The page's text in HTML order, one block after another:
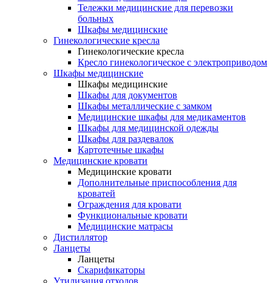
Тележки медицинские для перевозки
больных
Шкафы медицинские
Гинекологические кресла
Гинекологические кресла
Кресло гинекологическое с электроприводом
Шкафы медицинские
Шкафы медицинские
Шкафы для документов
Шкафы металлические с замком
Медицинские шкафы для медикаментов
Шкафы для медицинской одежды
Шкафы для раздевалок
Картотечные шкафы
Медицинские кровати
Медицинские кровати
Дополнительные приспособления для
кроватей
Ограждения для кровати
Функциональные кровати
Медицинские матрасы
Дистиллятор
Ланцеты
Ланцеты
Скарификаторы
Утилизация отходов